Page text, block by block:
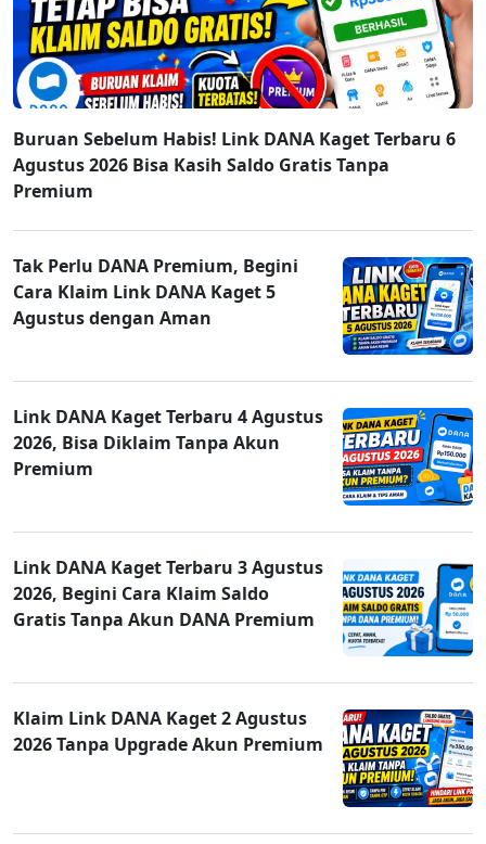
Buruan Sebelum Habis! Link DANA Kaget Terbaru 6
Agustus 2026 Bisa Kasih Saldo Gratis Tanpa
Premium
Tak Perlu DANA Premium, Begini
Cara Klaim Link DANA Kaget 5
Agustus dengan Aman
Link DANA Kaget Terbaru 4 Agustus
2026, Bisa Diklaim Tanpa Akun
Premium
Link DANA Kaget Terbaru 3 Agustus
2026, Begini Cara Klaim Saldo
Gratis Tanpa Akun DANA Premium
Klaim Link DANA Kaget 2 Agustus
2026 Tanpa Upgrade Akun Premium